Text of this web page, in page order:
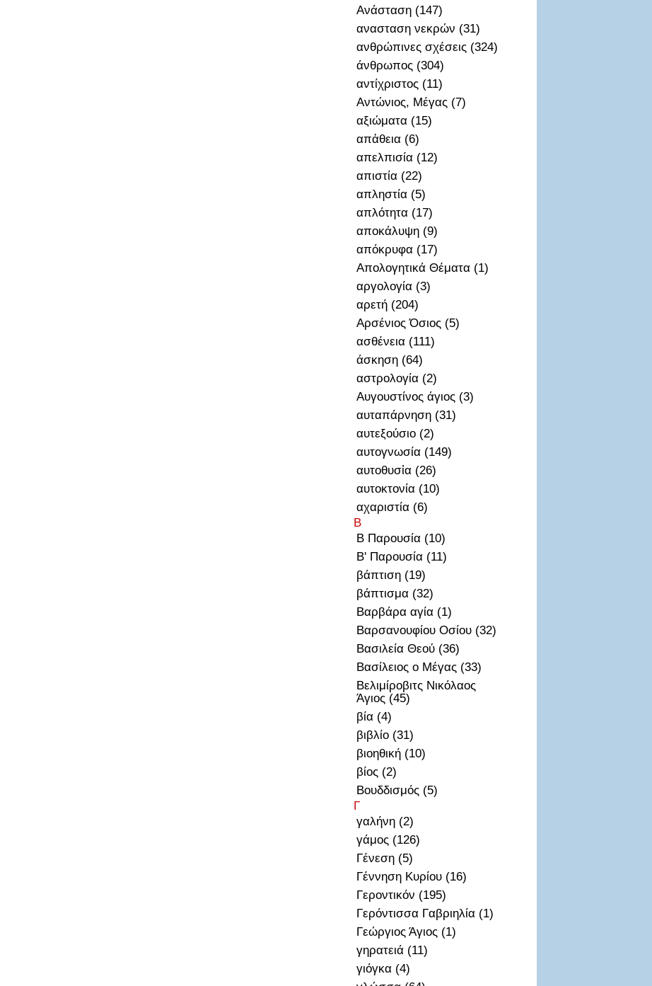
Ανάσταση (147)
ανασταση νεκρών (31)
ανθρώπινες σχέσεις (324)
άνθρωπος (304)
αντίχριστος (11)
Αντώνιος, Μέγας (7)
αξιώματα (15)
απἀθεια (6)
απελπισία (12)
απιστία (22)
απληστία (5)
απλότητα (17)
αποκάλυψη (9)
απόκρυφα (17)
Απολογητικά Θέματα (1)
αργολογία (3)
αρετή (204)
Αρσένιος Όσιος (5)
ασθένεια (111)
άσκηση (64)
αστρολογία (2)
Αυγουστίνος άγιος (3)
αυταπάρνηση (31)
αυτεξούσιο (2)
αυτογνωσία (149)
αυτοθυσἰα (26)
αυτοκτονία (10)
αχαριστία (6)
Β
Β Παρουσία (10)
Β' Παρουσία (11)
βάπτιση (19)
βάπτισμα (32)
Βαρβάρα αγία (1)
Βαρσανουφίου Οσίου (32)
Βασιλεία Θεού (36)
Βασίλειος ο Μέγας (33)
Βελιμίροβιτς Νικόλαος
Άγιος (45)
βία (4)
βιβλίο (31)
βιοηθική (10)
βίος (2)
Βουδδισμός (5)
Γ
γαλήνη (2)
γάμος (126)
Γένεση (5)
Γέννηση Κυρίου (16)
Γεροντικόν (195)
Γερόντισσα Γαβριηλία (1)
Γεώργιος Άγιος (1)
γηρατειά (11)
γιόγκα (4)